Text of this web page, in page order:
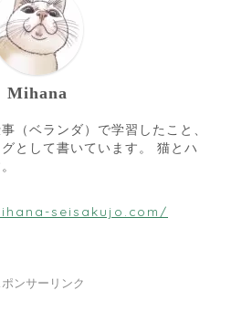
Mihana
（ベランダ）で学習したこと、
として書いています。 猫とハ
seisakujo.com/
ポンサーリンク